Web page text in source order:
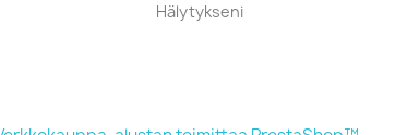
Hälytykseni